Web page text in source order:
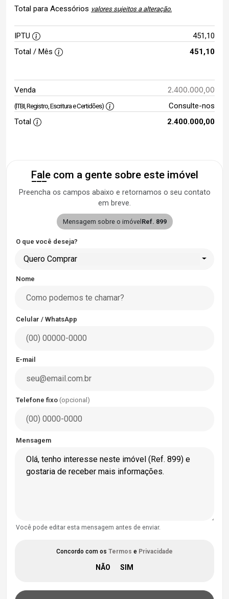
Total para Acessórios valores sujeitos a alteração.
IPTU
451,10
Total / Mês
451,10
Venda 2.400.000,00
(ITBI, Registro, Escritura e Certidões)
Consulte-nos
Total
2.400.000,00
Fale com a gente sobre este imóvel
Preencha os campos abaixo e retornamos o seu contato
em breve.
Mensagem sobre o imóvelRef. 899
O que você deseja?
Quero Comprar
Nome
Celular / WhatsApp
E-mail
Telefone fixo (opcional)
Mensagem
Você pode editar esta mensagem antes de enviar.
Concordo com os Termos e Privacidade